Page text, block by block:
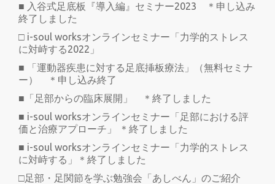
■ 入谷式足底板『導入編』セミナー2023 ＊申し込み
終了しました
□ i-soul worksオンラインセミナー「力学的ストレス
に対峙する2022」
■ 「運動器疾患に対する足底挿板療法」（無料セミナ
ー） ＊申し込み終了
■「足部からの臨床展開」 ＊終了しました
■ i-soul worksオンラインセミナー「足部における評
価と治療アプローチ」 ＊終了しました
■ i-soul worksオンラインセミナー「力学的ストレス
に対峙する」＊終了しました
□足部・足関節を学ぶ勉強会「あしべん」のご紹介